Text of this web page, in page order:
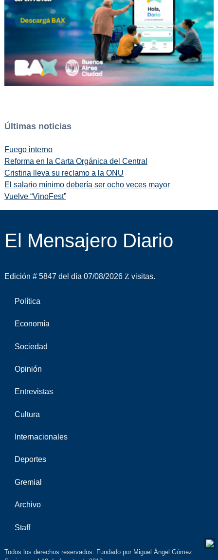
Últimas noticias
Fuego interno
Reforma en la Carta Orgánica del Central
Cristina lleva su reclamo a la ONU
El salario mínimo debería ser ocho veces mayor
Vuelve “VinoFest”
El Mensajero Diario
Edición # 5847 del día 07/08/2026 visitas.
Política
Economía
Sociedad
Opinión
Entrevistas
Cultura
Internacionales
Deportes
Gremial
Archivo
Staff
Todos los derechos reservados. Fundado por Miguel Ángel Gómez